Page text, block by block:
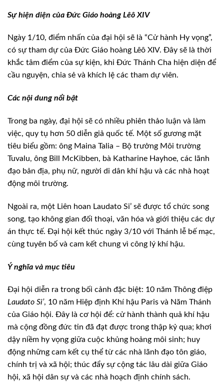
Sự hiện diện của Đức Giáo hoàng Lêô XIV
Ngày 1/10, điểm nhấn của đại hội sẽ là “Cử hành Hy vọng”,
có sự tham dự của Đức Giáo hoàng Lêô XIV. Đây sẽ là thời
khắc tâm điểm của sự kiện, khi Đức Thánh Cha hiện diện để
cầu nguyện, chia sẻ và khích lệ các tham dự viên.
Các nội dung nổi bật
Trong ba ngày, đại hội sẽ có nhiều phiên thảo luận và làm
việc, quy tụ hơn 50 diễn giả quốc tế. Một số gương mặt
tiêu biểu gồm: ông Maina Talia – Bộ trưởng Môi trường
Tuvalu, ông Bill McKibben, bà Katharine Hayhoe, các lãnh
đạo bản địa, phụ nữ, người di dân khí hậu và các nhà hoạt
động môi trường.
Ngoài ra, một Liên hoan Laudato Si’ sẽ được tổ chức song
song, tạo không gian đối thoại, văn hóa và giới thiệu các dự
án thực tế. Đại hội kết thúc ngày 3/10 với Thánh lễ bế mạc,
cùng tuyên bố và cam kết chung vì công lý khí hậu.
Ý nghĩa và mục tiêu
Đại hội diễn ra trong bối cảnh đặc biệt: 10 năm Thông điệp
Laudato Si’, 10 năm Hiệp định Khí hậu Paris và Năm Thánh
của Giáo hội. Đây là cơ hội để: cử hành thành quả khí hậu
mà cộng đồng đức tin đã đạt được trong thập kỷ qua; khơi
dậy niềm hy vọng giữa cuộc khủng hoảng môi sinh; huy
động những cam kết cụ thể từ các nhà lãnh đạo tôn giáo,
chính trị và xã hội; thúc đẩy sự cộng tác lâu dài giữa Giáo
hội, xã hội dân sự và các nhà hoạch định chính sách.